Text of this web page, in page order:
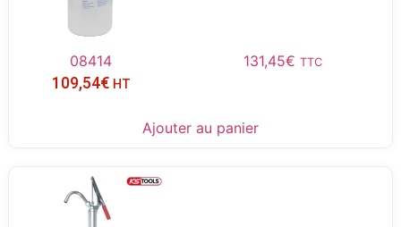
08414 131,45€ TTC
109,54€ HT
Ajouter au panier